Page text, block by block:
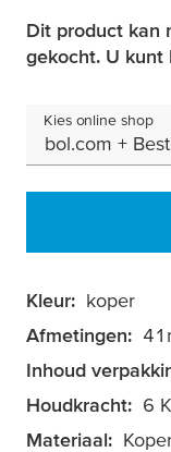
Dit product kan
gekocht. U kunt
bol.com +
Kies online shop
Kleur: koper
Afmetingen:
Inhoud
Houdkracht: 6
Materiaal: